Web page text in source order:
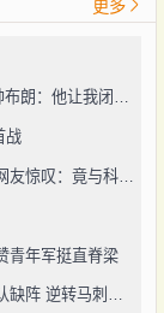
更多
布朗森场上关键先生场下掌控全局！尼克斯主帅布朗：他让我闭上该死的嘴
战
文班亚马尚未巅峰！马刺名宿盛赞其超越邓肯 网友惊叹：竟与科比相提并论
青年军挺直脊梁
雷霆抢七大战遭重创！二当家杰伦·威廉姆斯确认缺阵 逆转马刺需奇迹